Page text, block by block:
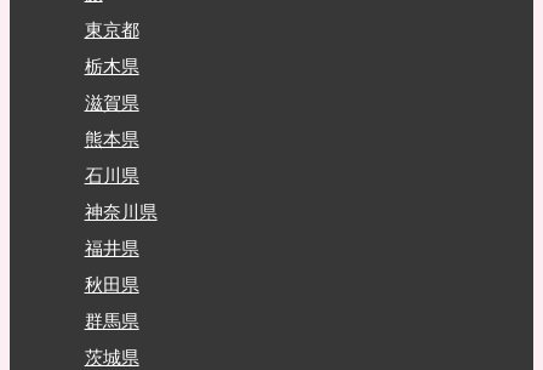
東京都
栃木県
滋賀県
熊本県
石川県
神奈川県
福井県
秋田県
群馬県
茨城県